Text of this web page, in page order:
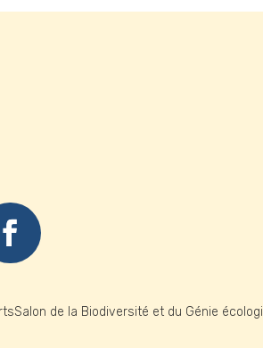
Salon de la Biodiversité et du Génie